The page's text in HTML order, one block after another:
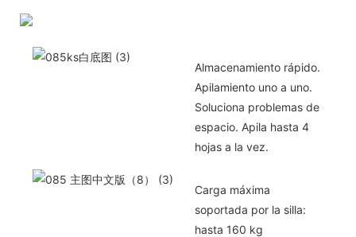
Almacenamiento rápido.
Apilamiento uno a uno.
Soluciona problemas de
espacio. Apila hasta 4
hojas a la vez.
Carga máxima
soportada por la silla:
hasta 160 kg